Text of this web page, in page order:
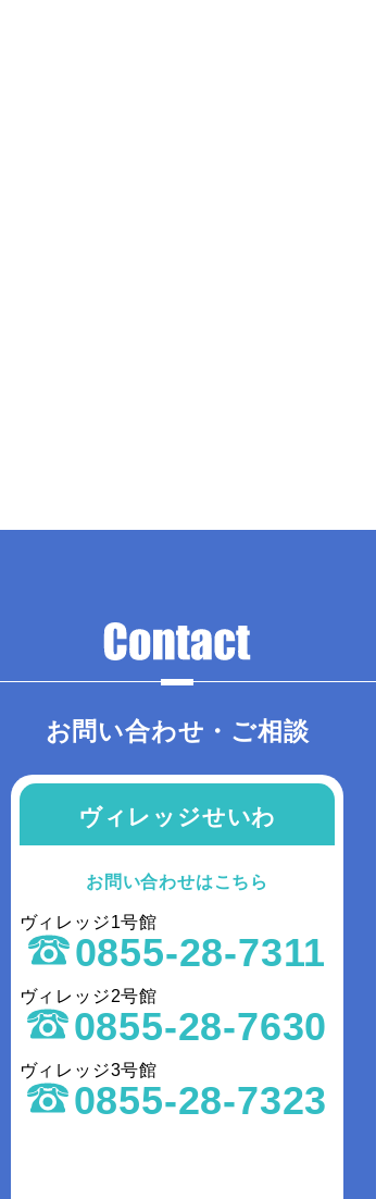
お問い合わせ・ご相談
ヴィレッジせいわ
お問い合わせはこちら
ヴィレッジ1号館
0855-28-7311
ヴィレッジ2号館
0855-28-7630
ヴィレッジ3号館
0855-28-7323